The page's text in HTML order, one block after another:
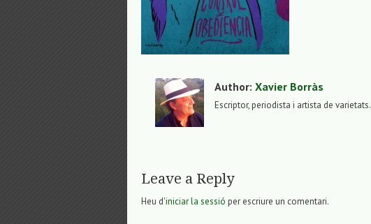
Author: Xavier Borràs
Escriptor, periodista i artista de varietats.
Leave a Reply
Heu d'iniciar la sessió per escriure un comentari.